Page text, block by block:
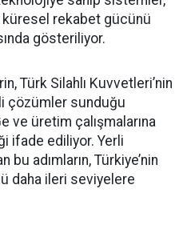
rekabet gücünü
gösteriliyor.
Türk Silahlı Kuvvetleri’nin
çözümler sunduğu
ve üretim çalışmalarına
ifade ediliyor. Yerli
bu adımların, Türkiye’nin
daha ileri seviyelere